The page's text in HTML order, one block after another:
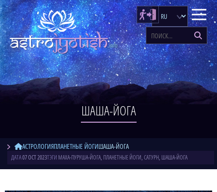
ШАША-ЙОГА
АСТРОЛОГИЯПЛАНЕТНЫЕ ЙОГИШАША-ЙОГА
ДАТА07 OCT 2023ТЭГИ МАХА-ПУРУША-ЙОГА, ПЛАНЕТНЫЕ ЙОГИ,САТУРН, ШАША-ЙОГА